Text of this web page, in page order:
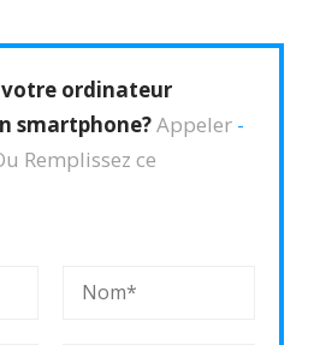
votre ordinateur
smartphone?Appeler -
Remplissez ce